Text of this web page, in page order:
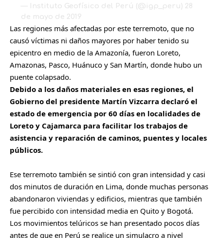
— Instituto Geofísico del Perú (@igp_peru) 28
de mayo de 2019
Las regiones más afectadas por este terremoto, que no
causó víctimas ni daños mayores por haber tenido su
epicentro en medio de la Amazonía, fueron Loreto,
Amazonas, Pasco, Huánuco y San Martín, donde hubo un
puente colapsado.
Debido a los daños materiales en esas regiones, el
Gobierno del presidente Martín Vizcarra declaró el
estado de emergencia por 60 días en localidades de
Loreto y Cajamarca para facilitar los trabajos de
asistencia y reparación de caminos, puentes y locales
públicos.
Ese terremoto también se sintió con gran intensidad y casi
dos minutos de duración en Lima, donde muchas personas
abandonaron viviendas y edificios, mientras que también
fue percibido con intensidad media en Quito y Bogotá.
Los movimientos telúricos se han presentado pocos días
antes de que en Perú se realice un simulacro a nivel